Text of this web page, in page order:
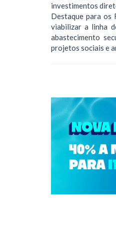
investimentos
Destaque para os
viabilizar a linha
abastecimento
projetos sociais e